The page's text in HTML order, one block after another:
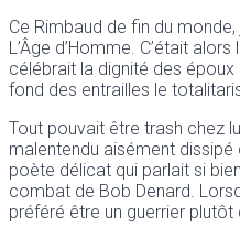
Ce Rimbaud de fin du
L’Âge d’Homme. C’était
célébrait la dignité des époux
fond des entrailles le
Tout pouvait être trash chez
malentendu aisément
poète délicat qui parlait si
combat de Bob Denard.
préféré être un guerrier plutôt